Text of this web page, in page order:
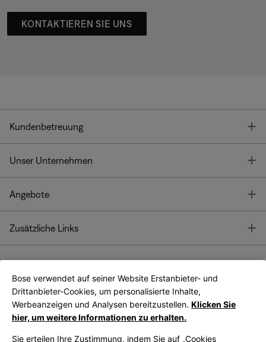
KONTAKTIEREN SIE UNS
Kundenbetreuung
Unser Unternehmen
Angebote
Zusätzliche Links
Bose App
Bose Connect
App
Bose verwendet auf seiner Website Erstanbieter- und
Drittanbieter-Cookies, um personalisierte Inhalte,
Werbeanzeigen und Analysen bereitzustellen. Klicken Sie
hier, um weitere Informationen zu erhalten.
Sie erteilen Ihre Zustimmung, indem Sie auf „Cookies